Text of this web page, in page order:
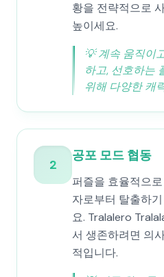
황을 전략적으로
높이세요.
💡계속 움직이
하고, 선호하는
위해 다양한 캐
2
공포 모드 협동
퍼즐을 효율적으
자로부터 탈출하
요. Tralalero
서 생존하려면 의
적입니다.